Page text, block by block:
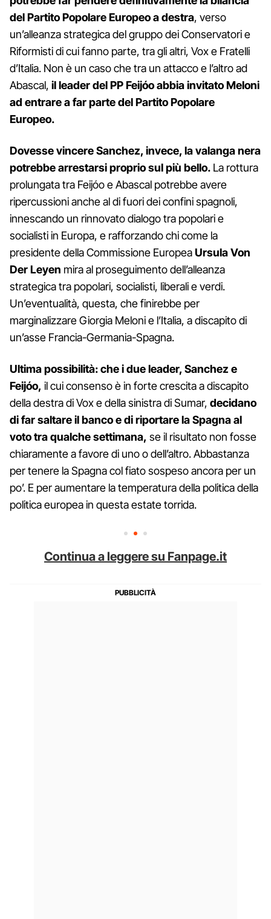
del Partito Popolare Europeo a destra, verso
un’alleanza strategica del gruppo dei Conservatori e
Riformisti di cui fanno parte, tra gli altri, Vox e Fratelli
d’Italia. Non è un caso che tra un attacco e l’altro ad
Abascal, il leader del PP Feijóo abbia invitato Meloni
ad entrare a far parte del Partito Popolare
Europeo.
Dovesse vincere Sanchez, invece, la valanga nera
potrebbe arrestarsi proprio sul più bello. La rottura
prolungata tra Feijóo e Abascal potrebbe avere
ripercussioni anche al di fuori dei confini spagnoli,
innescando un rinnovato dialogo tra popolari e
socialisti in Europa, e rafforzando chi come la
presidente della Commissione EuropeaUrsula Von
Der Leyen mira al proseguimento dell’alleanza
strategica tra popolari, socialisti, liberali e verdi.
Un’eventualità, questa, che finirebbe per
marginalizzare Giorgia Meloni e l’Italia, a discapito di
un’asse Francia-Germania-Spagna.
Ultima possibilità: che i due leader, Sanchez e
Feijóo, il cui consenso è in forte crescita a discapito
della destra di Vox e della sinistra di Sumar, decidano
di far saltare il banco e di riportare la Spagna al
voto tra qualche settimana, se il risultato non fosse
chiaramente a favore di uno o dell’altro. Abbastanza
per tenere la Spagna col fiato sospeso ancora per un
po’. E per aumentare la temperatura della politica della
politica europea in questa estate torrida.
Continua a leggere su Fanpage.it